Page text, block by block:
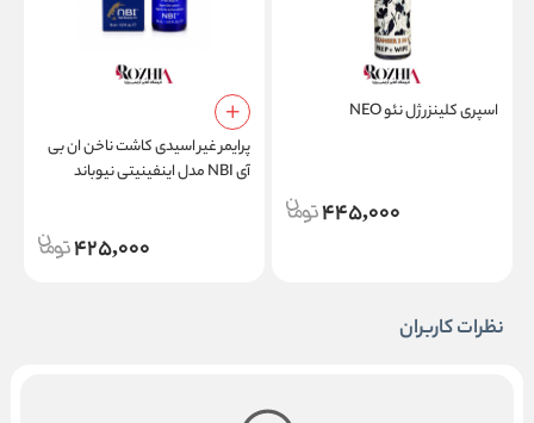
اسپری کلینزر ژل نئو NEO
445,000
پرایمر غیر اسیدی کاشت ناخن ان بی
آی NBI مدل اینفینیتی نیوباند
425,000
نظرات کاربران